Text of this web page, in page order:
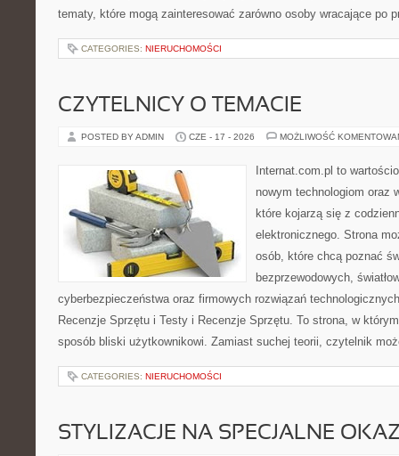
tematy, które mogą zainteresować zarówno osoby wracające po
CATEGORIES: NIERUCHOMOŚCI
CZYTELNICY O TEMACIE
POSTED BY ADMIN CZE - 17 - 2026 MOŻLIWOŚĆ
Internat.com.pl to
nowym technologiom oraz
które kojarzą się z
elektronicznego. Strona
osób, które chcą poznać
bezprzewodowych,
cyberbezpieczeństwa oraz firmowych rozwiązań
Recenzje Sprzętu i Testy i Recenzje Sprzętu. To strona, w
sposób bliski użytkownikowi. Zamiast suchej teorii, czytelnik
CATEGORIES: NIERUCHOMOŚCI
STYLIZACJE NA SPECJALNE